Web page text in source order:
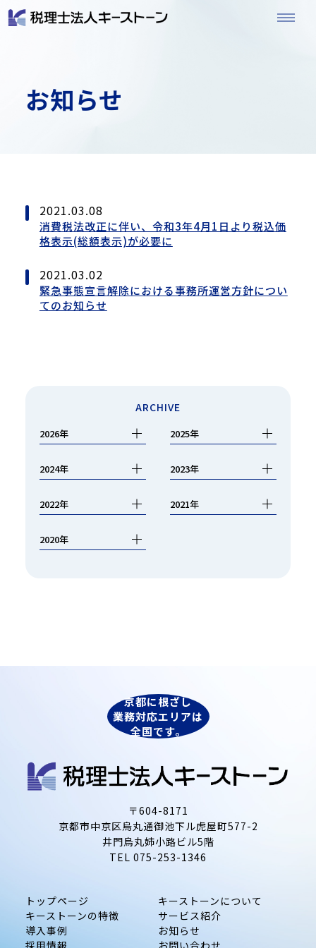
お知らせ
2021.03.08
消費税法改正に伴い、令和3年4月1日より税込価
格表示(総額表示)が必要に
2021.03.02
緊急事態宣言解除における事務所運営方針につい
てのお知らせ
ARCHIVE
2026年 2025年
2024年 2023年
2022年 2021年
2020年
京都に根ざし
業務対応エリアは
全国です。
〒604-8171
京都市中京区烏丸通御池下ル虎屋町577-2
井門烏丸姉小路ビル5階
TEL 075-253-1346
トップページ
キーストーンについて
キーストーンの特徴
サービス紹介
導入事例
お知らせ
採用情報
お問い合わせ